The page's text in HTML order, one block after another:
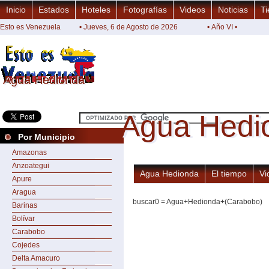
Agua Hedionda
Agua Hedionda
Inicio Estados Hoteles Fotografías Videos Noticias
Esto es Venezuela • Jueves, 6 de Agosto de 2026 • Año VI •
Por Municipio
Amazonas
Anzoategui
Apure
Aragua
Barinas
Bolívar
Carabobo
Cojedes
Delta Amacuro
Agua
Agua
Agua Hedionda El tiempo
buscar0 = Agua+Hedionda+(Carabobo)